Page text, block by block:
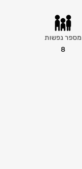
מספר נפשות
8